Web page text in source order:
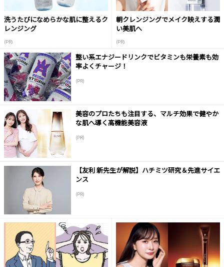
洗うたびになめらかな肌に整えるク
レンジング
(PR)
朝クレンジングでメイク映えする潤
い美肌へ
(PR)
整い系エナジードリンクでビタミンも栄養素も効
率よくチャージ！
(PR)
美容のプロたちも注目する、マルチ効果で健やか
な肌へ導く高機能美容液
(PR)
【友利 新先生が解説】ハチミツ研究＆先進サイエ
ンス
(PR)